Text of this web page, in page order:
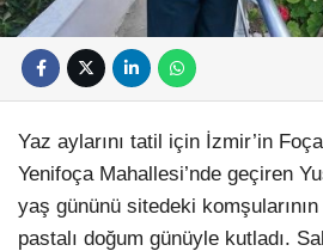
Yaz aylarını tatil için İzmir’in
Yenifoça Mahallesi’nde geçiren
yaş gününü sitedeki komşularının
pastalı doğum günüyle kutladı.